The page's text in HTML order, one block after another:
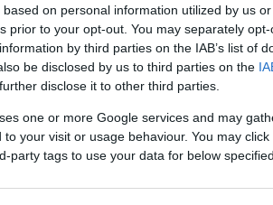
on personal information utilized by us
prior to your opt-out. You may separately
by third parties on the IAB’s list of
be disclosed by us to third parties on the
disclose it to other third parties.
one or more Google services and may
your visit or usage behaviour. You may
party tags to use your data for below
épületeknek sikeres kiegészítője lett
minél több helyen lehessen itthon is
használatát.
világháború előtti modernizmus
és új városokat a társadalom és
de egyre több helyen